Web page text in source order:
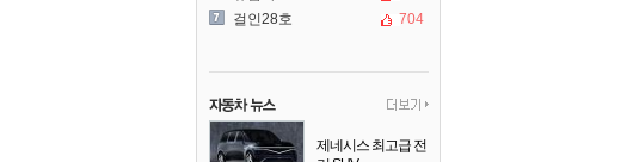
걸인28호
704
제네시스 최고급 전